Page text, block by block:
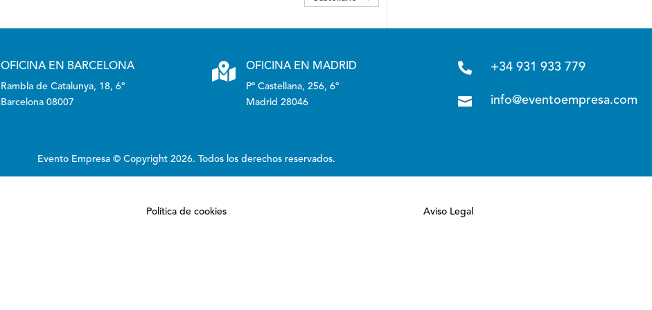
OFICINA EN BARCELONA
Rambla de Catalunya, 18, 6º
Barcelona 08007
 OFICINA EN MADRID
Pº Castellana, 256, 6º
Madrid 28046
 +34 931 933 779
 info@eventoempresa.com
Evento Empresa © Copyright 2026. Todos los derechos reservados.
Política de cookies Aviso Legal